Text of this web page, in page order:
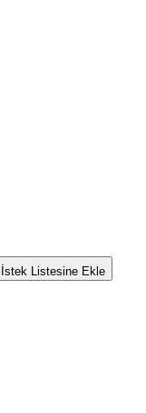
İstek Listesine Ekle